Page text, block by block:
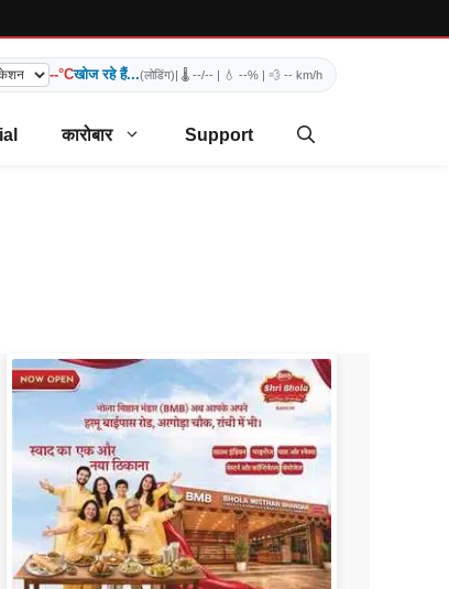
--°Cखोज रहे हैं...(लोडिंग)| 🌡️ --/-- | 💧 --% | 💨 -- km/h
कारोबार Support